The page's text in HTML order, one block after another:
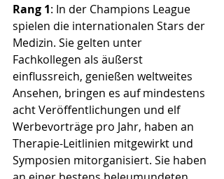
Rang 1: In der Champions League
spielen die internationalen Stars der
Medizin. Sie gelten unter
Fachkollegen als äußerst
einflussreich, genießen weltweites
Ansehen, bringen es auf mindestens
acht Veröffentlichungen und elf
Werbevorträge pro Jahr, haben an
Therapie-Leitlinien mitgewirkt und
Symposien mitorganisiert. Sie haben